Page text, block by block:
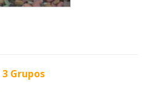
3 Grupos